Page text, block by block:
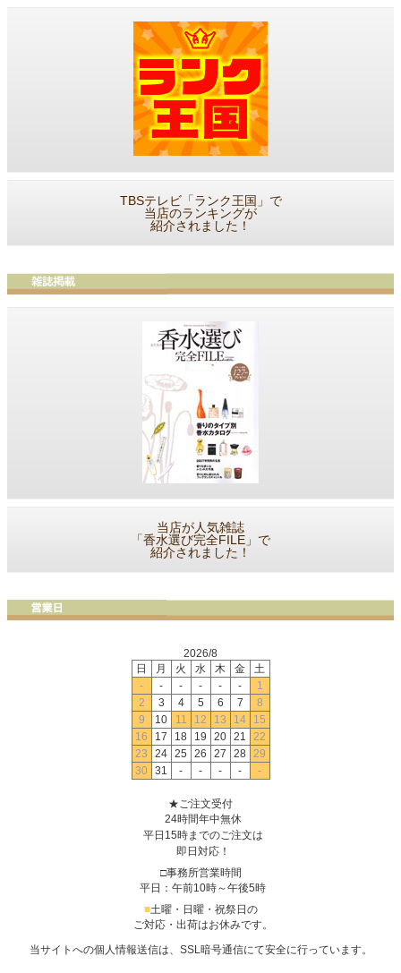
TBSテレビ「ランク王国」で
当店のランキングが
紹介されました！
当店が人気雑誌
「香水選び完全FILE」で
紹介されました！
2026/8
日
月 火 水 木 金
土
-
- - - - -
1
2
3 4 5 6 7
8
9
10 11 12 13 14
15
16
17 18 19 20 21
22
23
24 25 26 27 28 29
30
31 - - - - -
★ご注文受付
24時間年中無休
平日15時までのご注文は
即日対応！
□事務所営業時間
平日：午前10時～午後5時
■土曜・日曜・祝祭日の
ご対応・出荷はお休みです。
当サイトへの個人情報送信は、SSL暗号通信にて安全に行っています。